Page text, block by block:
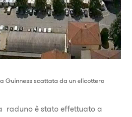
Guinness scattata da un elicottero
raduno è stato effettuato a